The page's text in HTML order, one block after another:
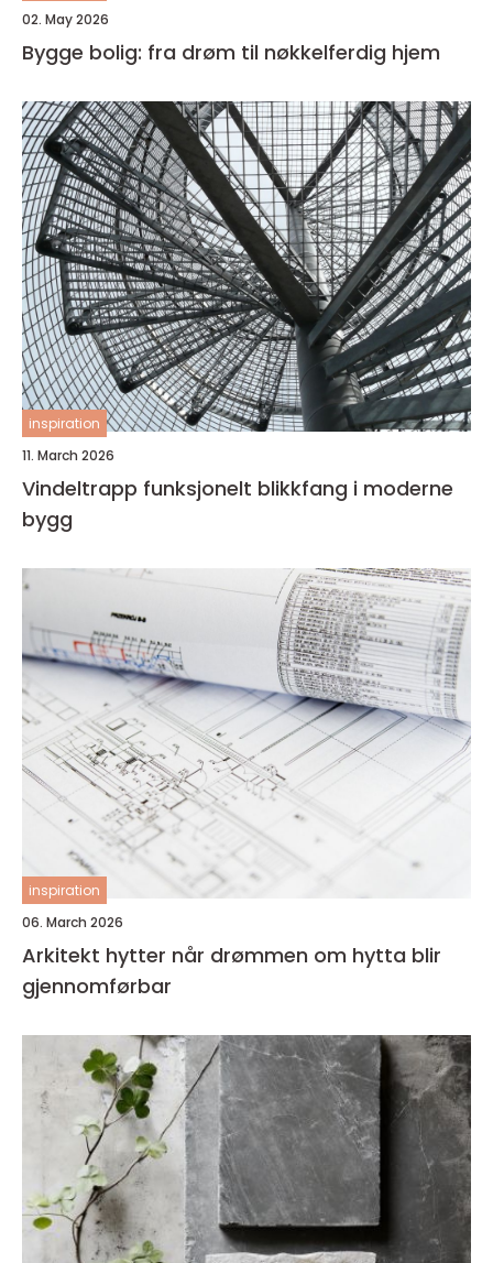
02. May 2026
Bygge bolig: fra drøm til nøkkelferdig hjem
inspiration
11. March 2026
Vindeltrapp funksjonelt blikkfang i moderne
bygg
inspiration
06. March 2026
Arkitekt hytter når drømmen om hytta blir
gjennomførbar